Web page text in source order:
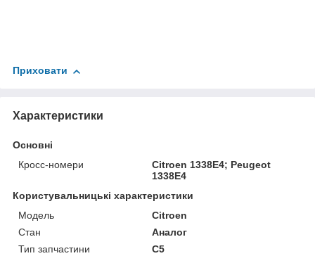
Приховати
Характеристики
Основні
Кросс-номери
Citroen 1338E4; Peugeot
1338E4
Користувальницькі характеристики
Мoдель
Citroen
Стан
Аналог
Тип запчастини
C5